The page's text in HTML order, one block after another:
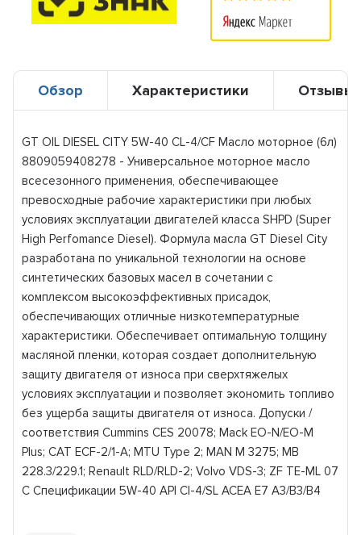
Обзор Характеристики Отзывы
GT OIL DIESEL CITY 5W-40 CL-4/CF Масло моторное (6л)
8809059408278 - Универсальное моторное масло
всесезонного применения, обеспечивающее
превосходные рабочие характеристики при любых
условиях эксплуатации двигателей класса SHPD (Super
High Perfomance Diesel). Формула масла GT Diesel City
разработана по уникальной технологии на основе
синтетических базовых масел в сочетании с
комплексом высокоэффективных присадок,
обеспечивающих отличные низкотемпературные
характеристики. Обеспечивает оптимальную толщину
масляной пленки, которая создает дополнительную
защиту двигателя от износа при сверхтяжелых
условиях эксплуатации и позволяет экономить топливо
без ущерба защиты двигателя от износа. Допуски /
соответствия Cummins CES 20078; Mack EO-N/EO-M
Plus; CAT ECF-2/1-А; MTU Type 2; MAN M 3275; MB
228.3/229.1; Renault RLD/RLD-2; Volvo VDS-3; ZF TE-ML 07
C Спецификации 5W-40 API CI-4/SL ACEA E7 A3/B3/B4